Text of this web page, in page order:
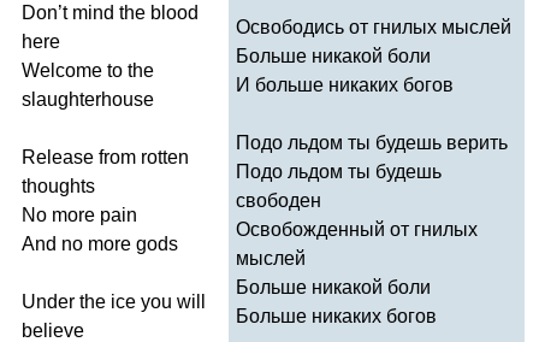
Don’t mind the blood
here
Welcome to the
slaughterhouse
Release from rotten
thoughts
No more pain
And no more gods
Under the ice you will
believe
Освободись от гнилых мыслей
Больше никакой боли
И больше никаких богов
Подо льдом ты будешь верить
Подо льдом ты будешь
свободен
Освобожденный от гнилых
мыслей
Больше никакой боли
Больше никаких богов